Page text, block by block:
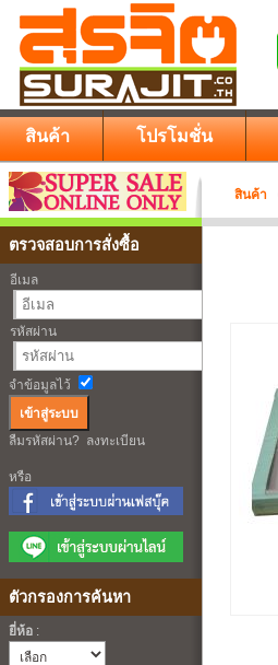
สินค้า โปรโมชั่น
สินค้า
ตรวจสอบการสั่งซื้อ
อีเมล
รหัสผ่าน
จำข้อมูลไว้
ลืมรหัสผ่าน? ลงทะเบียน
หรือ
ตัวกรองการค้นหา
ยี่ห้อ :